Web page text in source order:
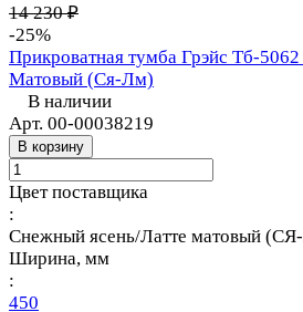
14 230 ₽
-25%
Прикроватная тумба Грэйс Тб-
Матовый (Ся-Лм)
В наличии
Арт. 00-00038219
В корзину
Цвет поставщика
:
Снежный ясень/Латте матовый
Ширина, мм
:
450